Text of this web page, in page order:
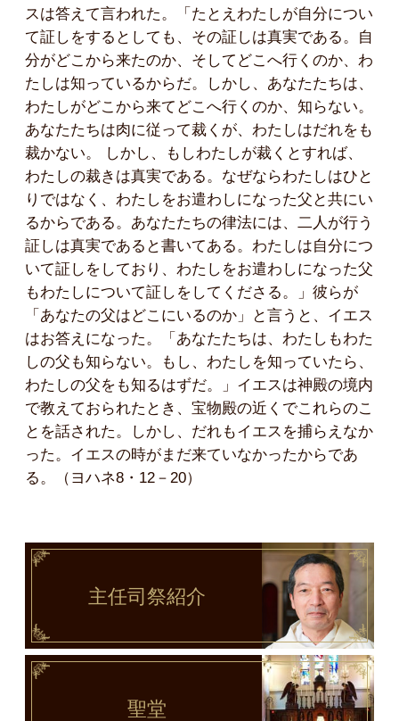
スは答えて言われた。「たとえわたしが自分につい
て証しをするとしても、その証しは真実である。自
分がどこから来たのか、そしてどこへ行くのか、わ
たしは知っているからだ。しかし、あなたたちは、
わたしがどこから来てどこへ行くのか、知らない。
あなたたちは肉に従って裁くが、わたしはだれをも
裁かない。 しかし、もしわたしが裁くとすれば、
わたしの裁きは真実である。なぜならわたしはひと
りではなく、わたしをお遣わしになった父と共にい
るからである。あなたたちの律法には、二人が行う
証しは真実であると書いてある。わたしは自分につ
いて証しをしており、わたしをお遣わしになった父
もわたしについて証しをしてくださる。」彼らが
「あなたの父はどこにいるのか」と言うと、イエス
はお答えになった。「あなたたちは、わたしもわた
しの父も知らない。もし、わたしを知っていたら、
わたしの父をも知るはずだ。」イエスは神殿の境内
で教えておられたとき、宝物殿の近くでこれらのこ
とを話された。しかし、だれもイエスを捕らえなか
った。イエスの時がまだ来ていなかったからであ
る。（ヨハネ8・12－20）
主任司祭紹介
聖堂